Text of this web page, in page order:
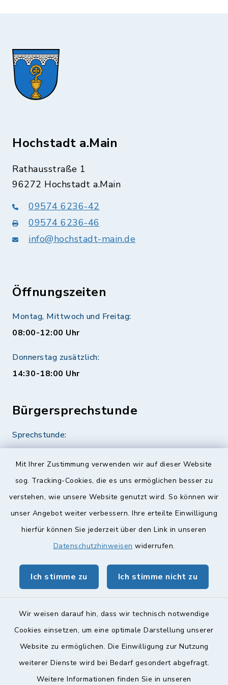
Mit Ihrer Zustimmung verwenden wir auf dieser Website
sog. Tracking-Cookies, die es uns ermöglichen besser zu
verstehen, wie unsere Website genutzt wird. So können wir
unser Angebot weiter verbessern. Ihre erteilte Einwilligung
hierfür können Sie jederzeit über den Link in unseren
Datenschutzhinweisen widerrufen.
Ich stimme zu Ich stimme nicht zu
Wir weisen darauf hin, dass wir technisch notwendige
Cookies einsetzen, um eine optimale Darstellung unserer
Website zu ermöglichen. Die Einwilligung zur Nutzung
weiterer Dienste wird bei Bedarf gesondert abgefragt.
Weitere Informationen finden Sie in unseren
Hochstadt a.Main
Rathausstraße 1
96272 Hochstadt a.Main
09574 6236-42
09574 6236-46
info@hochstadt-main.de
Öffnungszeiten
Montag, Mittwoch und Freitag:
08:00-12:00 Uhr
Donnerstag zusätzlich:
14:30-18:00 Uhr
Bürgersprechstunde
Sprechstunde:
Diese findet nach Vereinbarung statt.
Weitere Informationen finden Sie hier.
Quicklinks
Landkreis Lichtenfels
geoPortal Lichtenfels
Barrierefreiheit